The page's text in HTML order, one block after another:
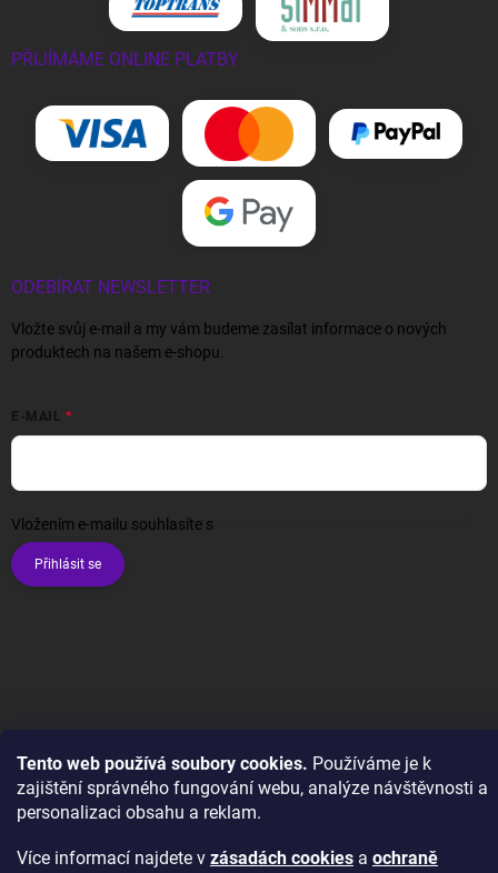
Tento web používá soubory cookies. Používáme je k
zajištění správného fungování webu, analýze návštěvnosti a
personalizaci obsahu a reklam.
Více informací najdete v zásadách cookies a ochraně
PŘIJÍMÁME ONLINE PLATBY
ODEBÍRAT NEWSLETTER
Vložte svůj e-mail a my vám budeme zasílat informace o nových
produktech na našem e-shopu.
E-MAIL
Vložením e-mailu souhlasíte s
Přihlásit se
Vytvořil Shoptet
cookies